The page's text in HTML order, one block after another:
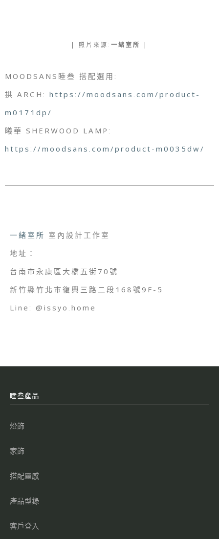
| 照片來源: 一緒室所 |
MOODSANS睦叁 搭配選用:
拱 ARCH: https://moodsans.com/product-
m0171dp/
曦華 SHERWOOD LAMP:
https://moodsans.com/product-m0035dw/
一緒室所 室內設計工作室
地址：
台南市永康區大橋五街70號
新竹縣竹北市復興三路二段168號9F-5
Line: @issyo.home
睦叁產品
燈飾
家飾
搭配靈感
產品型錄
客戶登入